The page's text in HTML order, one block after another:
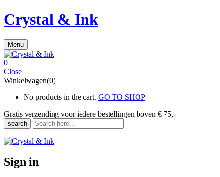
Crystal & Ink
Menu
0
Close
Winkelwagen(0)
No products in the cart. GO TO SHOP
Gratis verzending voor iedere bestellingen boven € 75,-
search
Sign in